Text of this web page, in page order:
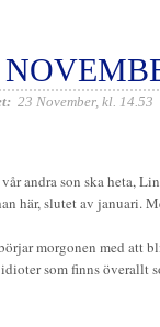
23 November, kl. 14.53
vår andra son ska heta,
här, slutet av januari.
morgonen med att
idioter som finns överallt